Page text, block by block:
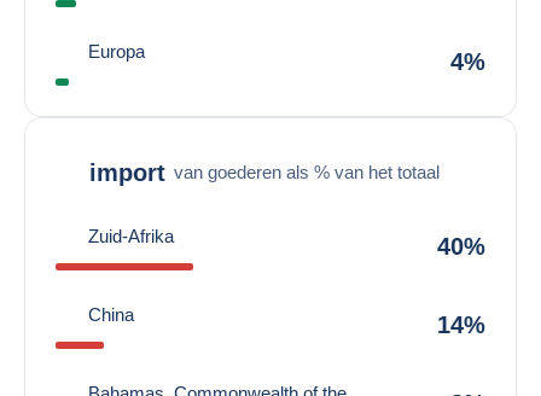
Europa 4%
import van goederen als % van het totaal
Zuid-Afrika 40%
China 14%